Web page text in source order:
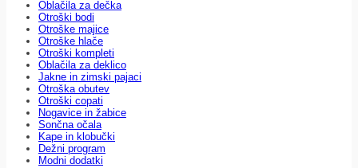
Oblačila za dečka
Otroški bodi
Otroške majice
Otroške hlače
Otroški kompleti
Oblačila za deklico
Jakne in zimski pajaci
Otroška obutev
Otroški copati
Nogavice in žabice
Sončna očala
Kape in klobučki
Dežni program
Modni dodatki